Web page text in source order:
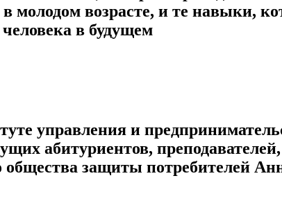
возрасте, и те навыки,
в будущем
управления и
абитуриентов,
общества защиты потребителей